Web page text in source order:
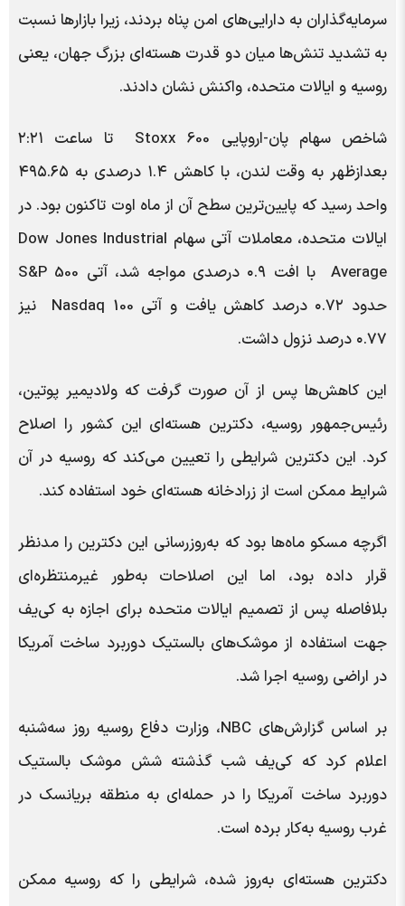
سرمایه‌گذاران به دارایی‌های امن پناه بردند، زیرا بازارها نسبت
به تشدید تنش‌ها میان دو قدرت هسته‌ای بزرگ جهان، یعنی
روسیه و ایالات متحده، واکنش نشان دادند.
شاخص سهام پان-اروپایی Stoxx 600 تا ساعت ۲:۲۱
بعدازظهر به وقت لندن، با کاهش ۱.۴ درصدی به ۴۹۵.۶۵
واحد رسید که پایین‌ترین سطح آن از ماه اوت تاکنون بود. در
ایالات متحده، معاملات آتی سهام Dow Jones Industrial
Average با افت ۰.۹ درصدی مواجه شد، آتی S&P 500
حدود ۰.۷۲ درصد کاهش یافت و آتی Nasdaq 100 نیز
۰.۷۷ درصد نزول داشت.
این کاهش‌ها پس از آن صورت گرفت که ولادیمیر پوتین،
رئیس‌جمهور روسیه، دکترین هسته‌ای این کشور را اصلاح
کرد. این دکترین شرایطی را تعیین می‌کند که روسیه در آن
شرایط ممکن است از زرادخانه هسته‌ای خود استفاده کند.
اگرچه مسکو ماه‌ها بود که به‌روزرسانی این دکترین را مدنظر
قرار داده بود، اما این اصلاحات به‌طور غیرمنتظره‌ای
بلافاصله پس از تصمیم ایالات متحده برای اجازه به کی‌یف
جهت استفاده از موشک‌های بالستیک دوربرد ساخت آمریکا
در اراضی روسیه اجرا شد.
بر اساس گزارش‌های NBC، وزارت دفاع روسیه روز سه‌شنبه
اعلام کرد که کی‌یف شب گذشته شش موشک بالستیک
دوربرد ساخت آمریکا را در حمله‌ای به منطقه بریانسک در
غرب روسیه به‌کار برده است.
دکترین هسته‌ای به‌روز شده، شرایطی را که روسیه ممکن